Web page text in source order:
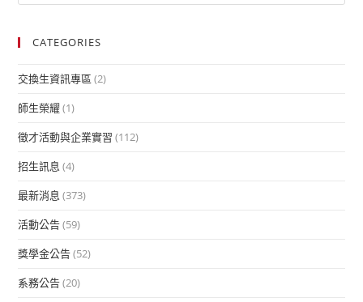
CATEGORIES
交換生資訊專區 (2)
師生榮耀(1)
徵才活動與企業實習 (112)
招生訊息 (4)
最新消息 (373)
活動公告(59)
獎學金公告(52)
系務公告(20)